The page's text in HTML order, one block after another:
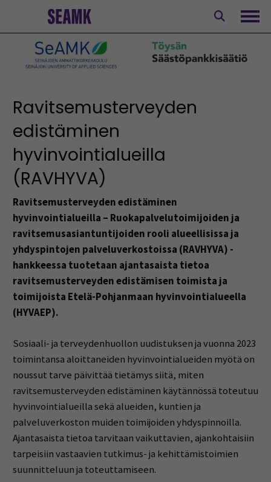
Ravitsemusterveyden
edistäminen
hyvinvointialueilla
(RAVHYVA)
Ravitsemusterveyden edistäminen
hyvinvointialueilla – Ruokapalvelutoimijoiden ja
ravitsemusasiantuntijoiden rooli alueellisissa ja
yhdyspintojen palveluverkostoissa (RAVHYVA) -
hankkeessa tuotetaan ajantasaista tietoa
ravitsemusterveyden edistämisen toimista ja
toimijoista Etelä-Pohjanmaan hyvinvointialueella
(HYVAEP).
Sosiaali- ja terveydenhuollon uudistuksen ja vuonna 2023
toimintansa aloittaneiden hyvinvointialueiden myötä on
noussut tarve päivittää tietämys siitä, miten
ravitsemusterveyden edistäminen käytännössä toteutuu
hyvinvointialueilla sekä alueiden, kuntien ja
palveluverkoston muiden toimijoiden yhdyspinnoilla.
Ajantasaista tietoa tarvitaan vaikuttavien, ajankohtaisiin
tarpeisiin vastaavien tutkimus- ja kehittämistoimien
suunnitteluun ja toteuttamiseen.